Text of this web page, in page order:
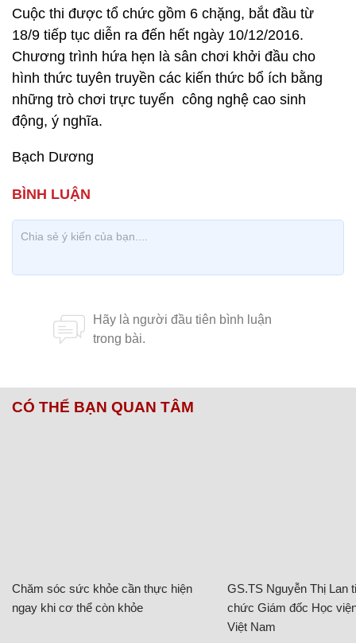
Cuộc thi được tổ chức gồm 6 chặng, bắt đầu từ
18/9 tiếp tục diễn ra đến hết ngày 10/12/2016.
Chương trình hứa hẹn là sân chơi khởi đầu cho
hình thức tuyên truyền các kiến thức bổ ích bằng
những trò chơi trực tuyến công nghệ cao sinh
động, ý nghĩa.
Bạch Dương
CÓ THỂ BẠN QUAN TÂM
Chăm sóc sức khỏe cần thực hiện
ngay khi cơ thể còn khỏe
GS.TS Nguyễn Thị Lan
chức Giám đốc Học
Việt Nam